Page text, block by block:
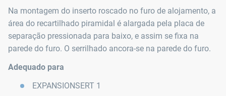
Na montagem do inserto roscado no furo de alojamento, a
área do recartilhado piramidal é alargada pela placa de
separação pressionada para baixo, e assim se fixa na
parede do furo. O serrilhado ancora-se na parede do furo.
Adequado para
EXPANSIONSERT 1